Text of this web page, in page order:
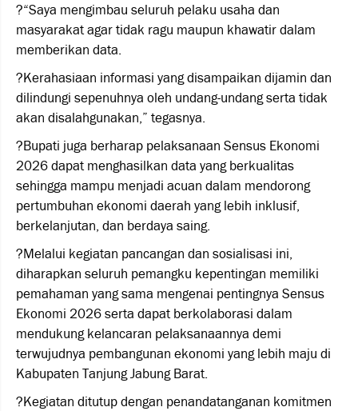
?“Saya mengimbau seluruh pelaku usaha dan
masyarakat agar tidak ragu maupun khawatir dalam
memberikan data.
?Kerahasiaan informasi yang disampaikan dijamin dan
dilindungi sepenuhnya oleh undang-undang serta tidak
akan disalahgunakan,” tegasnya.
?Bupati juga berharap pelaksanaan Sensus Ekonomi
2026 dapat menghasilkan data yang berkualitas
sehingga mampu menjadi acuan dalam mendorong
pertumbuhan ekonomi daerah yang lebih inklusif,
berkelanjutan, dan berdaya saing.
?Melalui kegiatan pancangan dan sosialisasi ini,
diharapkan seluruh pemangku kepentingan memiliki
pemahaman yang sama mengenai pentingnya Sensus
Ekonomi 2026 serta dapat berkolaborasi dalam
mendukung kelancaran pelaksanaannya demi
terwujudnya pembangunan ekonomi yang lebih maju di
Kabupaten Tanjung Jabung Barat.
?Kegiatan ditutup dengan penandatanganan komitmen